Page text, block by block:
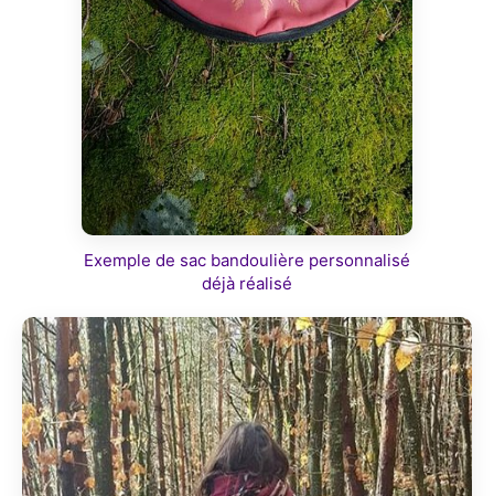
Exemple de sac bandoulière personnalisé
déjà réalisé